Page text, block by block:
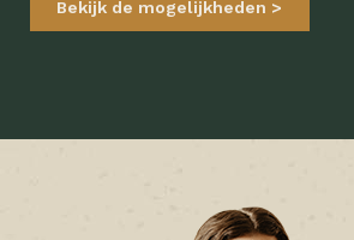
Bekijk de mogelijkheden